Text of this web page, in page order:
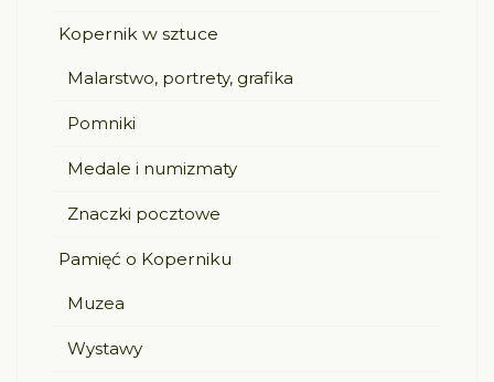
Kopernik w sztuce
Malarstwo, portrety, grafika
Pomniki
Medale i numizmaty
Znaczki pocztowe
Pamięć o Koperniku
Muzea
Wystawy